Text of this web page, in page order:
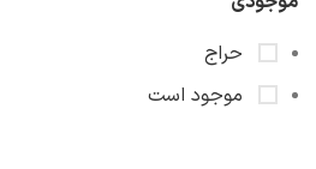
حراج
موجود است